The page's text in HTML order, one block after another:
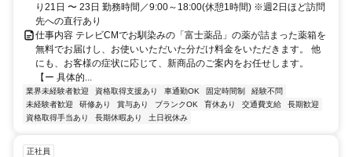
り21日 〜 23日 勤務時間／9:00～18:00(休憩1時間) ※週2日ほど訪問
先への直行あり
仕事内容 テレビCMでお馴染みの「富士薬品」の薬が詰まった薬箱を
無料でお届けし、お使いいただいた分だけ料金をいただきます。 他
にも、お客様の症状に応じて、新商品のご案内をお任せします。
【ー 具体的...
業界未経験者歓迎 資格取得支援あり 車通勤OK 固定時間制
経験不問
未経験者歓迎
研修あり 賞与あり ブランクOK 育休あり 交通費支給
長期歓迎
資格取得手当あり
長期休暇あり 土日祝休み
正社員